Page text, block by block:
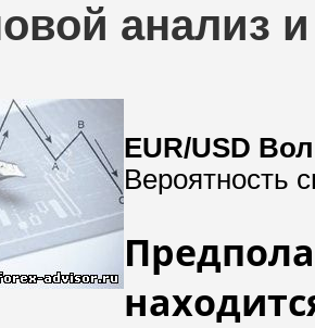
анализ и
EUR/USD
Вероятность